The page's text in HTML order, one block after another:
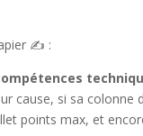
✍️ :
cause, si sa colonne
points max, et